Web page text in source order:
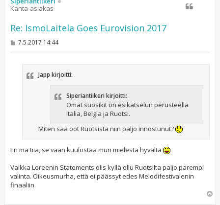
Kanta-asiakas
Re: IsmoLaitela Goes Eurovision 2017
V7.5.2017 14:44
Japp kirjoitti:
Siperiantiikeri kirjoitti:
Omat suosikit on esikatselun perusteella
Italia, Belgia ja Ruotsi.
Miten sää oot Ruotsista niin paljo innostunut?
En mä tiiä, se vaan kuulostaa mun mielestä hyvältä
Vaikka Loreenin Statements olis kyllä ollu Ruotsilta paljo parempi
valinta. Oikeusmurha, että ei päässyt edes Melodifestivalenin
finaaliin.